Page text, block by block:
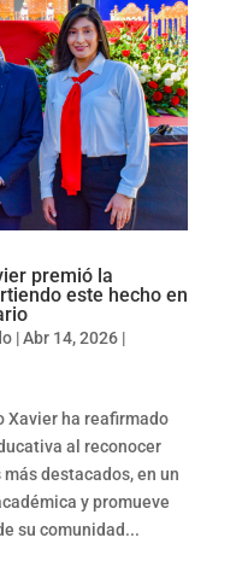
premió la
este hecho en
|Abr 14, 2026|
Xavier ha reafirmado
al reconocer
destacados, en un
y promueve
su comunidad...